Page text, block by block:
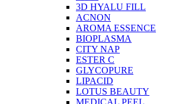
3D HYALU FILL
ACNON
AROMA ESSENCE
BIOPLASMA
CITY NAP
ESTER C
GLYCOPURE
LIPACID
LOTUS BEAUTY
MEDICAL PEEL